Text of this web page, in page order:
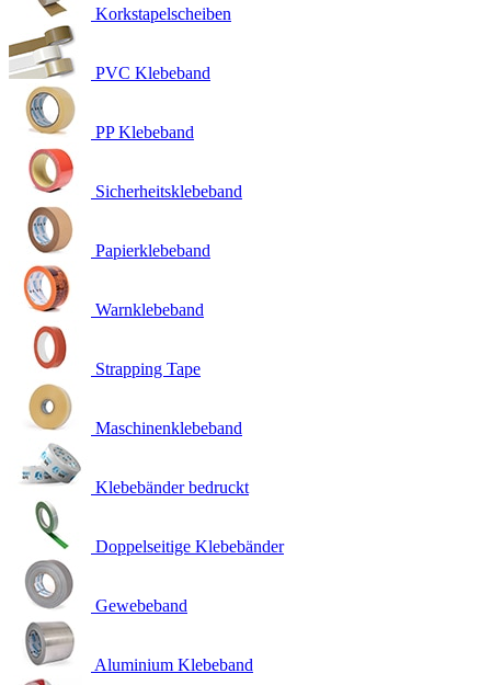
Korkstapelscheiben
PVC Klebeband
PP Klebeband
Sicherheitsklebeband
Papierklebeband
Warnklebeband
Strapping Tape
Maschinenklebeband
Klebebänder bedruckt
Doppelseitige Klebebänder
Gewebeband
Aluminium Klebeband